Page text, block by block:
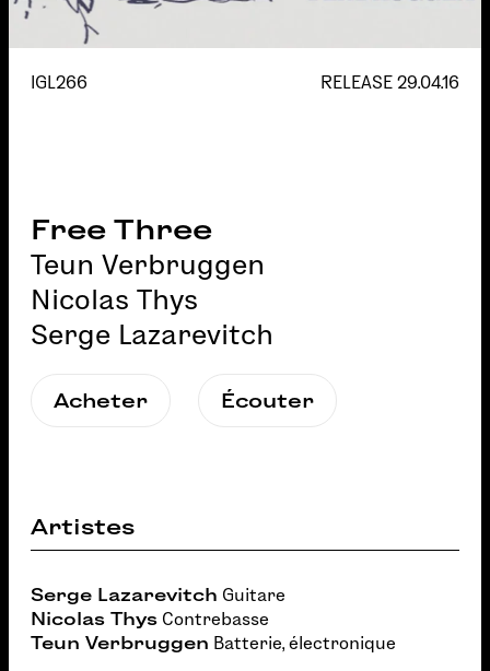
IGL266 RELEASE 29.04.16
Free Three
Teun Verbruggen
Nicolas Thys
Serge Lazarevitch
Acheter Écouter
Artistes
Serge Lazarevitch Guitare
Nicolas Thys Contrebasse
Teun Verbruggen Batterie, électronique